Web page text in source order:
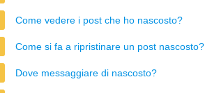
Come vedere i post che ho nascosto?
Come si fa a ripristinare un post nascosto?
Dove messaggiare di nascosto?